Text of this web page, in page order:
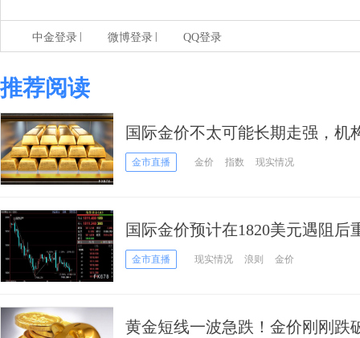
中金登录 微博登录 QQ登录
推荐阅读
国际金价不太可能长期走强，机
仓金市直播 金价 指数 现实情况
国际金价预计在1820美元遇阻后
金市直播 现实情况 浪则 金价
黄金短线一波急跌！金价刚刚跌